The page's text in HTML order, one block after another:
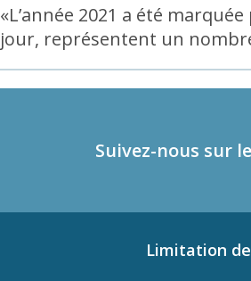
«L’année 2021 a été
jour, représentent un
Suivez-nous sur
Limitation